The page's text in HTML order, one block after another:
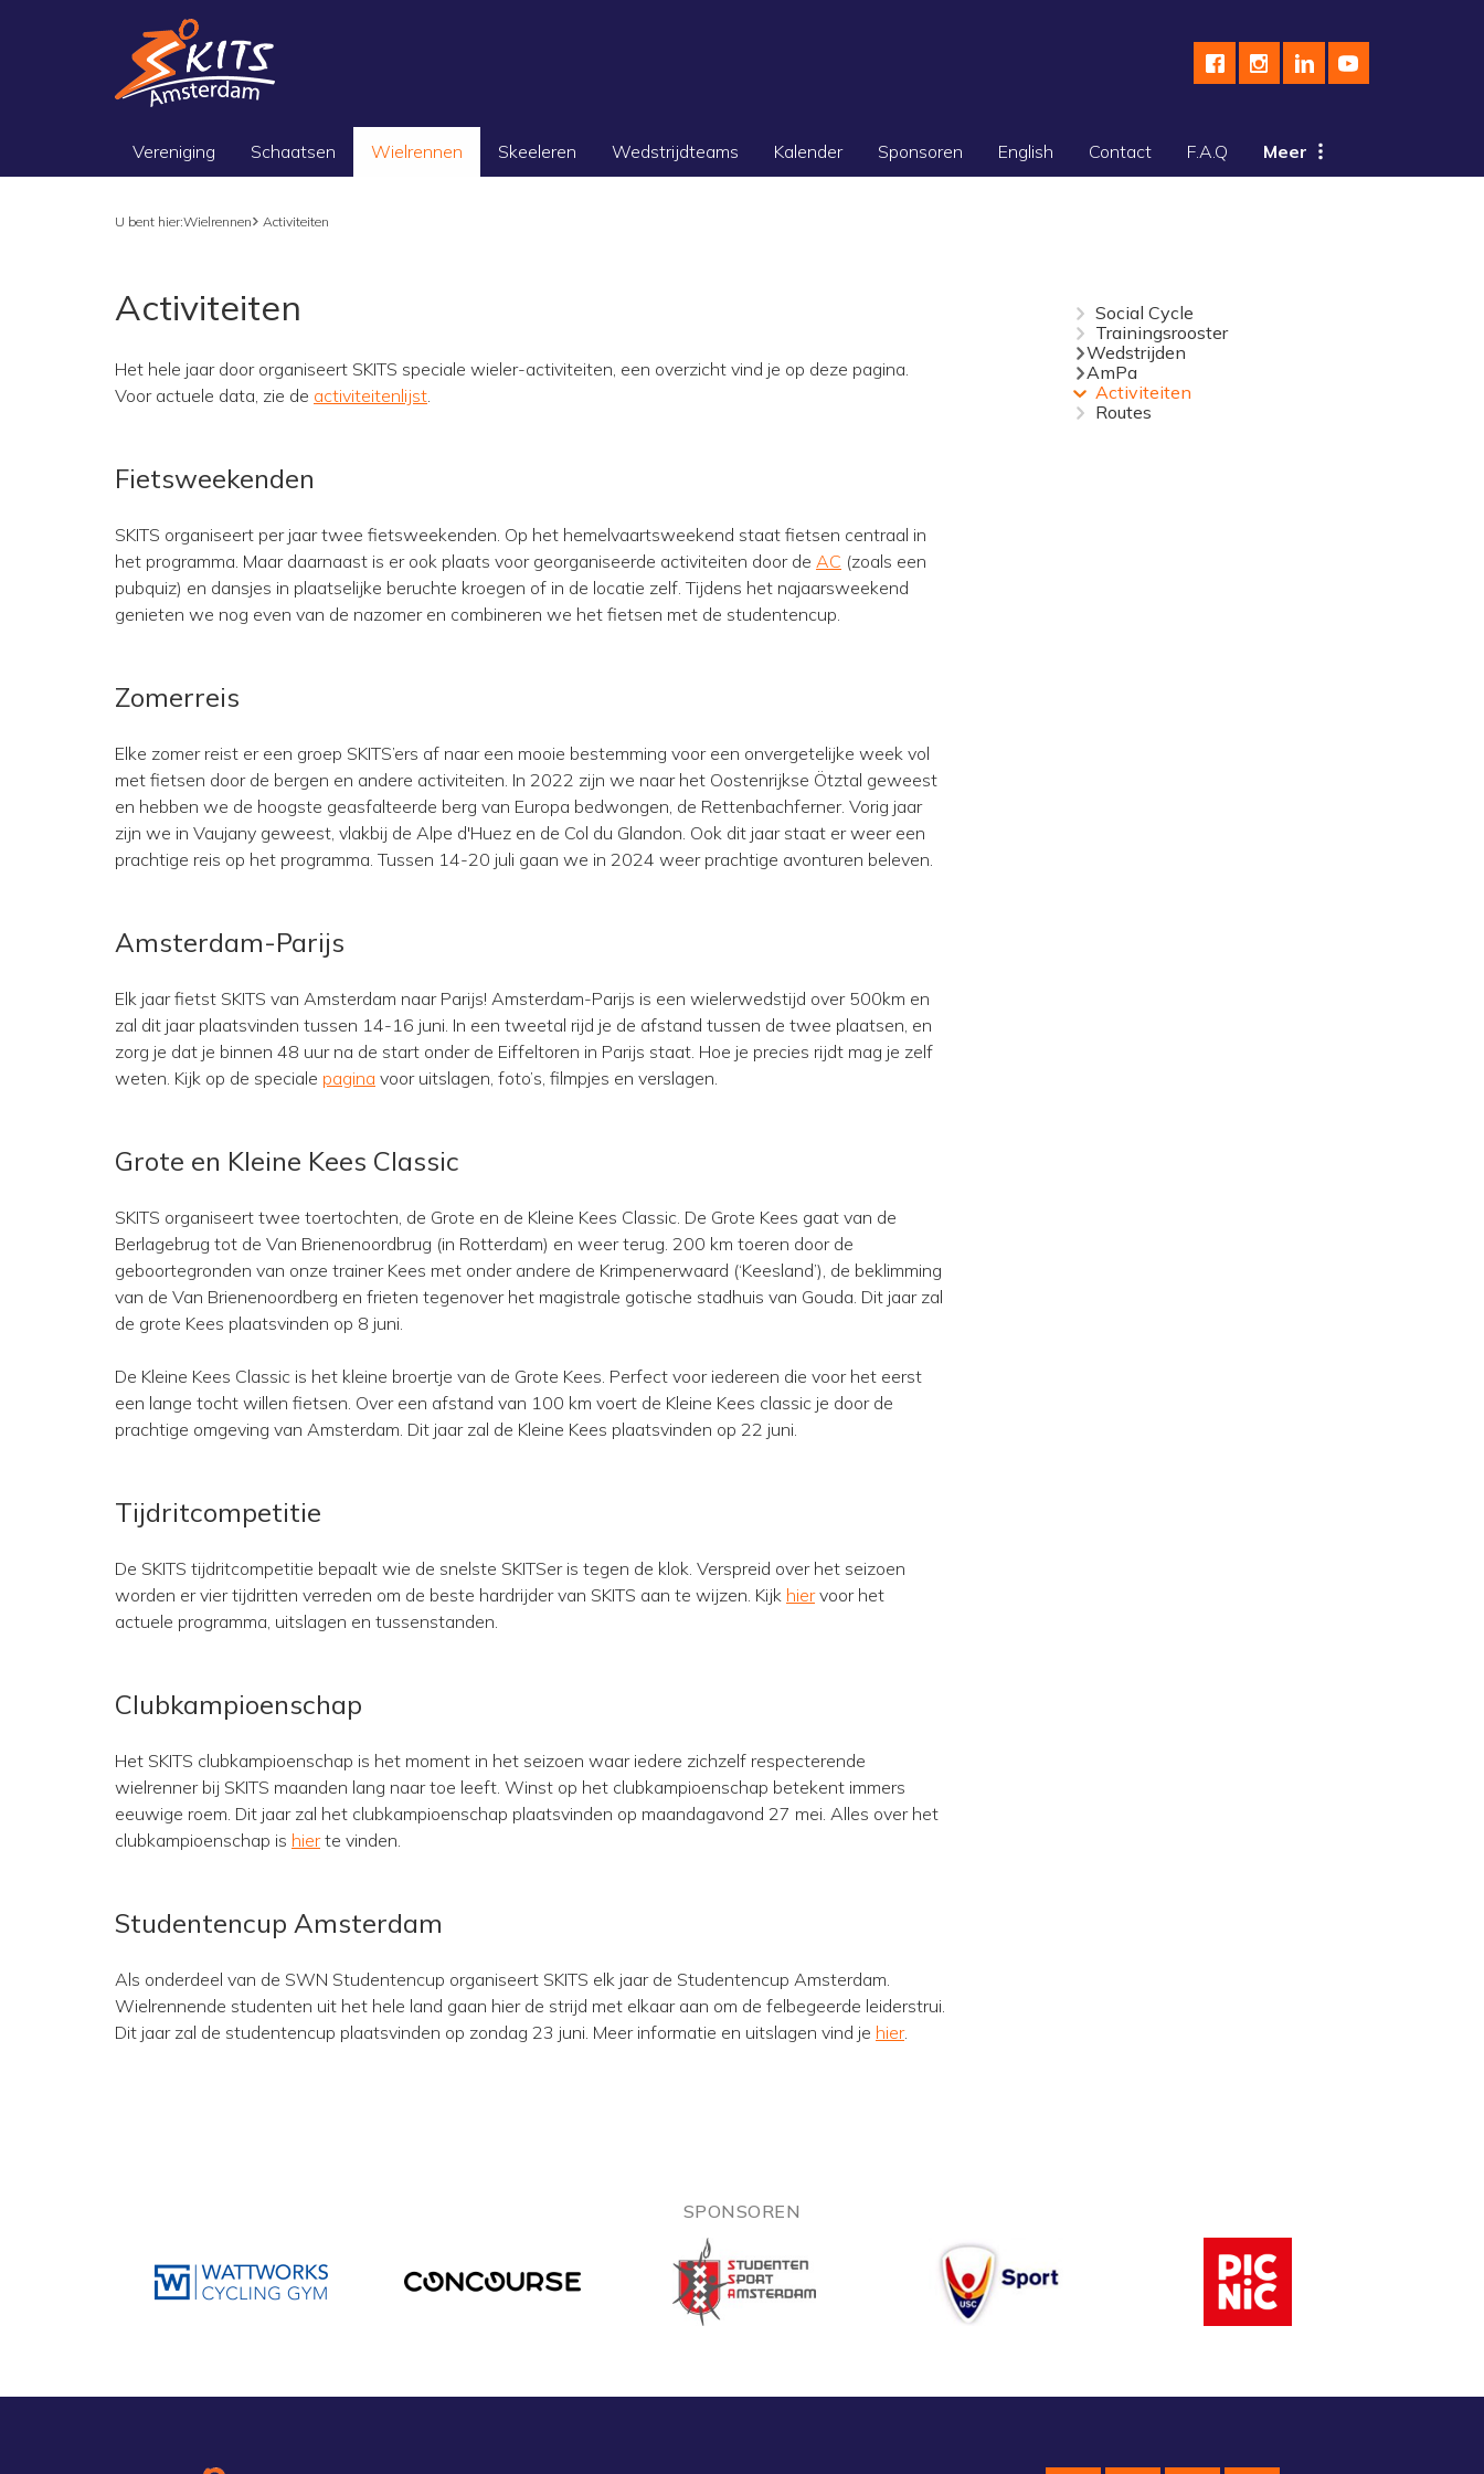
Vereniging Schaatsen Wielrennen Skeeleren Wedstrijdteams Kalender Sponsoren English Contact F.A.Q Meer
U bent hier:Wielrennen Activiteiten
Activiteiten
Het hele jaar door organiseert SKITS speciale wieler-activiteiten, een overzicht vind je op deze pagina.
Voor actuele data, zie de activiteitenlijst.
Fietsweekenden
SKITS organiseert per jaar twee fietsweekenden. Op het hemelvaartsweekend staat fietsen centraal in
het programma. Maar daarnaast is er ook plaats voor georganiseerde activiteiten door de AC (zoals een
pubquiz) en dansjes in plaatselijke beruchte kroegen of in de locatie zelf. Tijdens het najaarsweekend
genieten we nog even van de nazomer en combineren we het fietsen met de studentencup.
Zomerreis
Elke zomer reist er een groep SKITS’ers af naar een mooie bestemming voor een onvergetelijke week vol
met fietsen door de bergen en andere activiteiten. In 2022 zijn we naar het Oostenrijkse Ötztal geweest
en hebben we de hoogste geasfalteerde berg van Europa bedwongen, de Rettenbachferner. Vorig jaar
zijn we in Vaujany geweest, vlakbij de Alpe d'Huez en de Col du Glandon. Ook dit jaar staat er weer een
prachtige reis op het programma. Tussen 14-20 juli gaan we in 2024 weer prachtige avonturen beleven.
Amsterdam-Parijs
Elk jaar fietst SKITS van Amsterdam naar Parijs! Amsterdam-Parijs is een wielerwedstijd over 500km en
zal dit jaar plaatsvinden tussen 14-16 juni. In een tweetal rijd je de afstand tussen de twee plaatsen, en
zorg je dat je binnen 48 uur na de start onder de Eiffeltoren in Parijs staat. Hoe je precies rijdt mag je zelf
weten. Kijk op de speciale pagina voor uitslagen, foto’s, filmpjes en verslagen.
Grote en Kleine Kees Classic
SKITS organiseert twee toertochten, de Grote en de Kleine Kees Classic. De Grote Kees gaat van de
Berlagebrug tot de Van Brienenoordbrug (in Rotterdam) en weer terug. 200 km toeren door de
geboortegronden van onze trainer Kees met onder andere de Krimpenerwaard (‘Keesland’), de beklimming
van de Van Brienenoordberg en frieten tegenover het magistrale gotische stadhuis van Gouda. Dit jaar zal
de grote Kees plaatsvinden op 8 juni.
De Kleine Kees Classic is het kleine broertje van de Grote Kees. Perfect voor iedereen die voor het eerst
een lange tocht willen fietsen. Over een afstand van 100 km voert de Kleine Kees classic je door de
prachtige omgeving van Amsterdam. Dit jaar zal de Kleine Kees plaatsvinden op 22 juni.
Tijdritcompetitie
De SKITS tijdritcompetitie bepaalt wie de snelste SKITSer is tegen de klok. Verspreid over het seizoen
worden er vier tijdritten verreden om de beste hardrijder van SKITS aan te wijzen. Kijk hiervoor het
actuele programma, uitslagen en tussenstanden.
Clubkampioenschap
Het SKITS clubkampioenschap is het moment in het seizoen waar iedere zichzelf respecterende
wielrenner bij SKITS maanden lang naar toe leeft. Winst op het clubkampioenschap betekent immers
eeuwige roem. Dit jaar zal het clubkampioenschap plaatsvinden op maandagavond 27 mei. Alles over het
clubkampioenschap is hierte vinden.
Studentencup Amsterdam
Als onderdeel van de SWN Studentencup organiseert SKITS elk jaar de Studentencup Amsterdam.
Wielrennende studenten uit het hele land gaan hier de strijd met elkaar aan om de felbegeerde leiderstrui.
Dit jaar zal de studentencup plaatsvinden op zondag 23 juni. Meer informatie en uitslagen vind je hier.
Social Cycle
Trainingsrooster
Wedstrijden
AmPa
Activiteiten
Routes
SPONSOREN